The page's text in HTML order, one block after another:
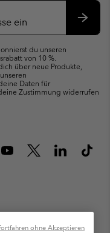
du unseren
von 10 %.
über neue Produkte,
Daten für
Zustimmung widerrufen
ohne Akzeptieren